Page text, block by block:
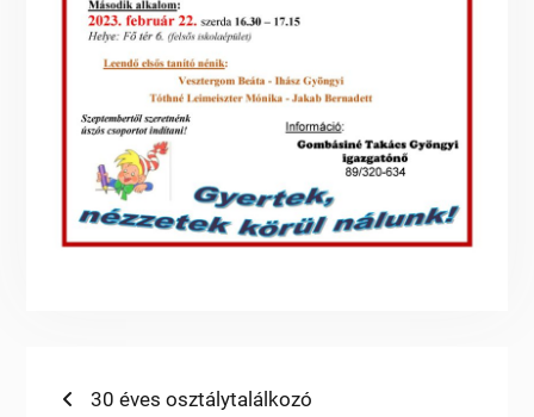
Bejegyzés
Previous
30 éves osztálytalálkozó